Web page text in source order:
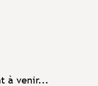
à venir...